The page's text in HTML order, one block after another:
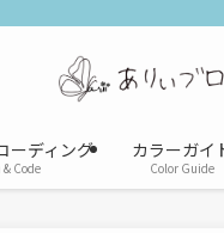
ーディング
Code
カラーガイ
Color Guide